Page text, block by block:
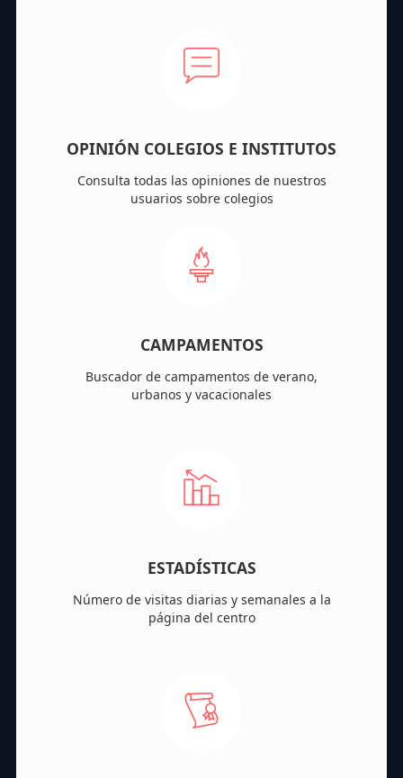
OPINIÓN COLEGIOS E INSTITUTOS
Consulta todas las opiniones de nuestros
usuarios sobre colegios
CAMPAMENTOS
Buscador de campamentos de verano,
urbanos y vacacionales
ESTADÍSTICAS
Número de visitas diarias y semanales a la
página del centro